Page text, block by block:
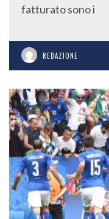
fatturato sono i
REDAZIONE